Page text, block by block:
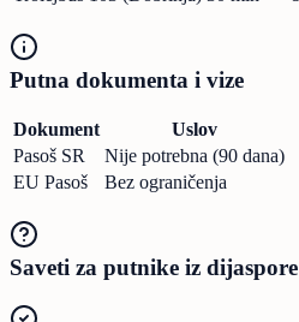
Putna dokumenta i vize
Dokument
Uslov
Pasoš SR
Nije potrebna (90 dana)
EU Pasoš
Bez ograničenja
Saveti za putnike iz dijaspore